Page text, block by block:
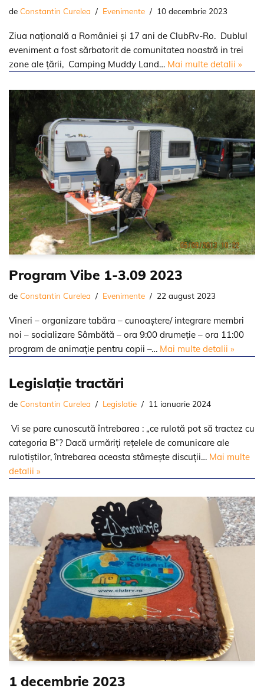
de Constantin Curelea Evenimente 10 decembrie 2023
Ziua naţională a României şi 17 ani de ClubRv-Ro. Dublul
eveniment a fost sărbatorit de comunitatea noastră in trei
zone ale ţării, Camping Muddy Land… Mai multe detalii »
Program Vibe 1-3.09 2023
de Constantin Curelea Evenimente 22 august 2023
Vineri – organizare tabăra – cunoaștere/ integrare membri
noi – socializare Sâmbătă – ora 9:00 drumeție – ora 11:00
program de animație pentru copii –… Mai multe detalii »
Legislație tractări
de Constantin Curelea Legislatie 11 ianuarie 2024
Vi se pare cunoscută întrebarea : „ce rulotă pot să tractez cu
categoria B”? Dacă urmăriți rețelele de comunicare ale
rulotiștilor, întrebarea aceasta stârnește discuții… Mai multe
detalii »
1 decembrie 2023